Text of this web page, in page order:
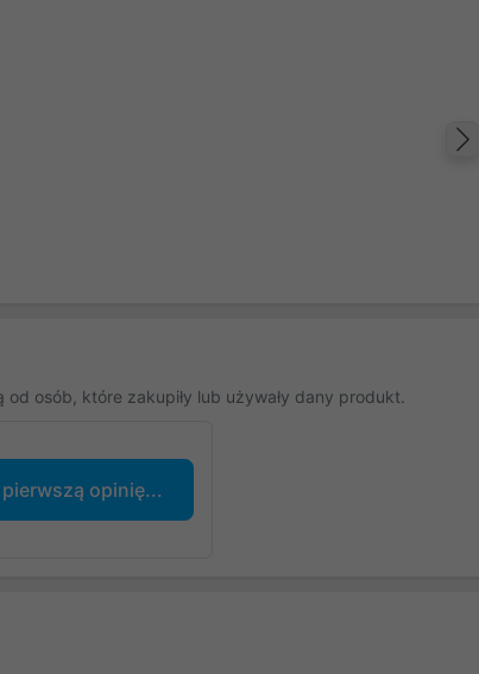
osób, które zakupiły lub używały dany produkt.
opinię...